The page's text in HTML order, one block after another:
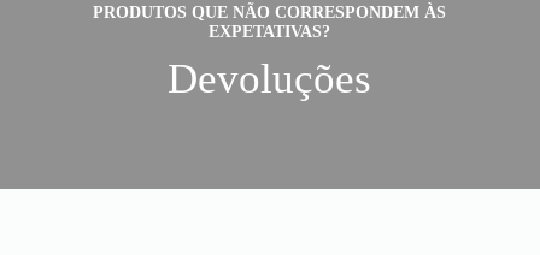
PRODUTOS QUE NÃO CORRESPONDEM ÀS
EXPETATIVAS?
Devoluções